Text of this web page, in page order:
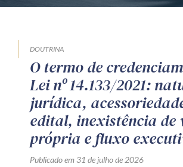
DOUTRINA
O termo de
Lei nº 14.133/2021:
jurídica,
edital, inexistência de
própria e fluxo
Publicado em 31 de julho de 2026